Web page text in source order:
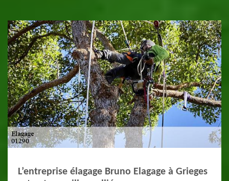
L’entreprise élagage Bruno Elagage à Grieges